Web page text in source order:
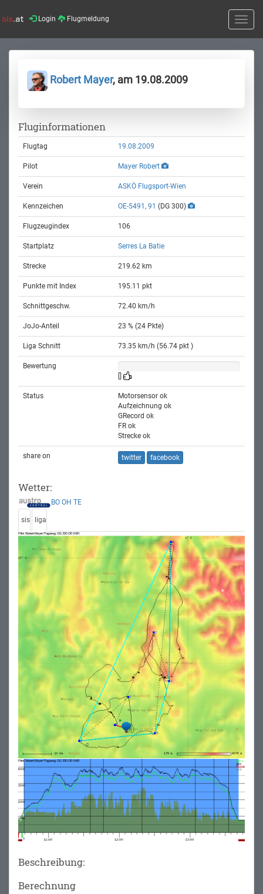
Login Flugmeldung
Toggle
Robert Mayer, am 19.08.2009
Fluginformationen
Flugtag 19.08.2009
Pilot Mayer Robert
Verein ASKÖ Flugsport-Wien
Kennzeichen OE-5491, 91 (DG 300)
Flugzeugindex 106
Startplatz Serres La Batie
Strecke 219.62 km
Punkte mit Index 195.11 pkt
Schnittgeschw. 72.40 km/h
JoJo-Anteil 23 % (24 Pkte)
Liga Schnitt 73.35 km/h (56.74 pkt )
Bewertung
Status
Motorsensor ok
Aufzeichnung ok
GRecord ok
FR ok
Strecke ok
share on twitter facebook
Wetter:
BO OH TE
sis liga
Beschreibung:
Berechnung